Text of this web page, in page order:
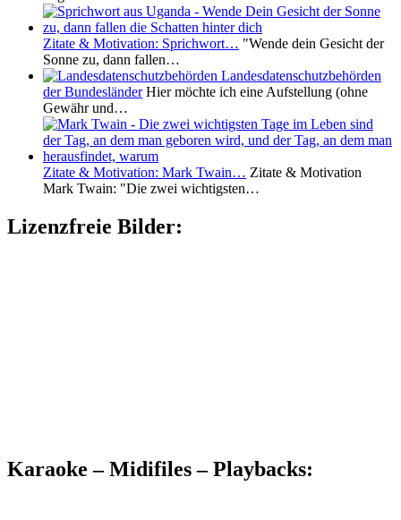
Zitate & Motivation: Sprichwort… "Wende dein Gesicht der
Sonne zu, dann fallen…
Landesdatenschutzbehörden
der BundesländerHier möchte ich eine Aufstellung (ohne
Gewähr und…
Zitate & Motivation: Mark Twain… Zitate & Motivation
Mark Twain: "Die zwei wichtigsten…
Lizenzfreie Bilder:
Karaoke – Midifiles – Playbacks: